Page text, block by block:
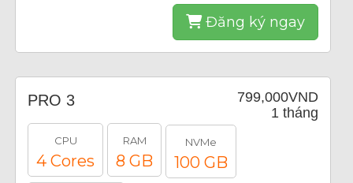
Đăng ký ngay
799,000VND
1 tháng
PRO 3
CPU
4 Cores
RAM
8 GB
NVMe
100 GB